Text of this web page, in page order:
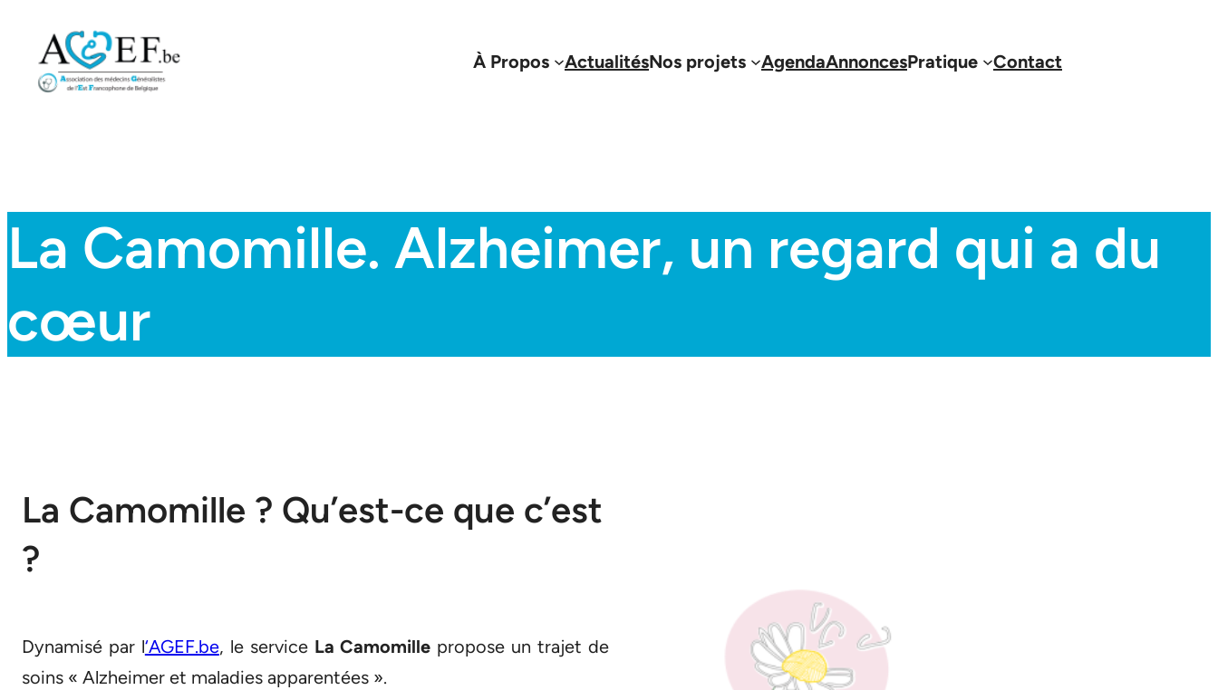
contenu
À Propos ActualitésNos projets AgendaAnnoncesPratique Contact
La Camomille. Alzheimer, un regard qui a du
cœur
La Camomille ? Qu’est-ce que c’est
?
Dynamisé par l‘AGEF.be, le service La Camomille propose un trajet de
soins « Alzheimer et maladies apparentées ».